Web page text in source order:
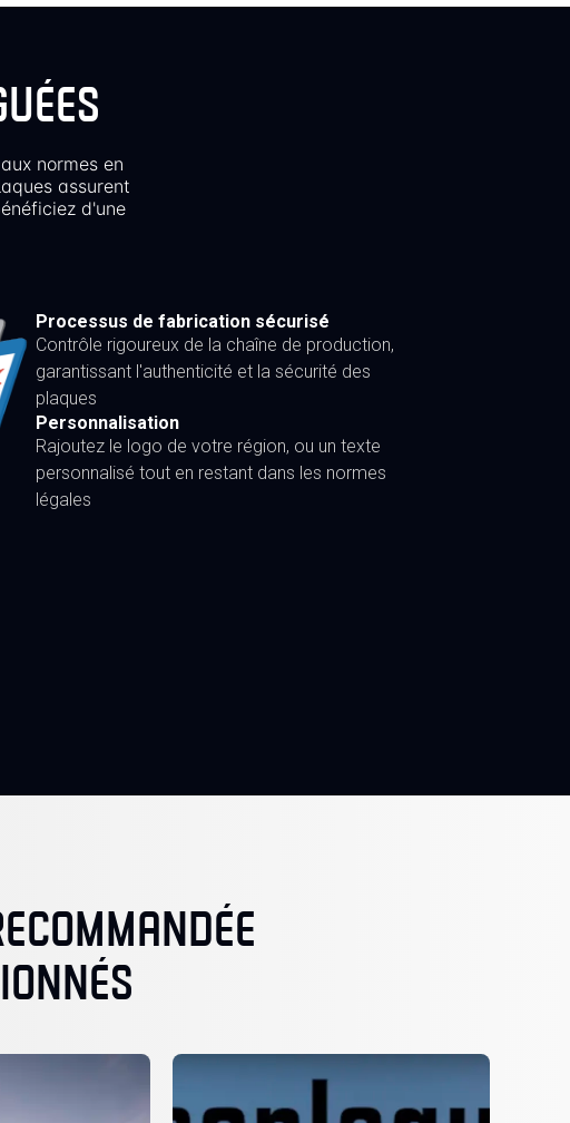
normes en
assurent
d'une
Processus de fabrication sécurisé
Contrôle rigoureux de la chaîne de production,
garantissant l'authenticité et la sécurité des
plaques
Personnalisation
Rajoutez le logo de votre région, ou un texte
personnalisé tout en restant dans les normes
légales